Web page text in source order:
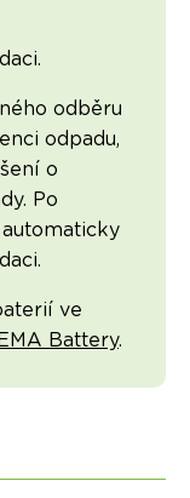
odběru
odpadu,
o
Po
ve
Battery.